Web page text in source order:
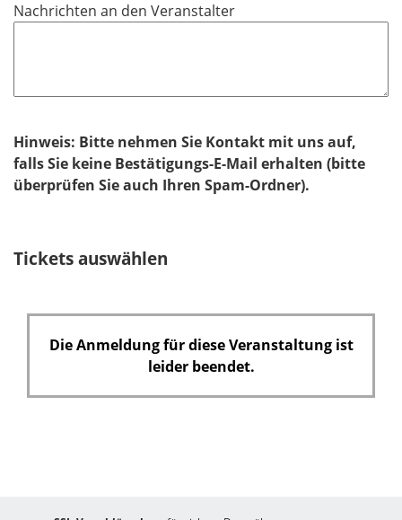
l
Nachrichten an den Veranstalter
Hinweis: Bitte nehmen Sie Kontakt mit uns auf,
falls Sie keine Bestätigungs-E-Mail erhalten (bitte
überprüfen Sie auch Ihren Spam-Ordner).
Tickets auswählen
Die Anmeldung für diese Veranstaltung ist
leider beendet.